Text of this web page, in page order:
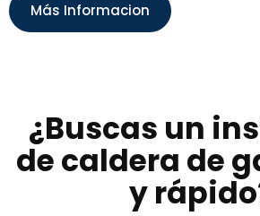
Más Informacion
¿Buscas un
de caldera de
y